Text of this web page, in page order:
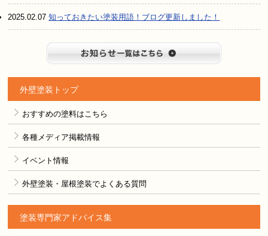
2025.02.07知っておきたい塗装用語！ブログ更新しました！
外壁塗装トップ
おすすめの塗料はこちら
各種メディア掲載情報
イベント情報
外壁塗装・屋根塗装でよくある質問
塗装専門家アドバイス集